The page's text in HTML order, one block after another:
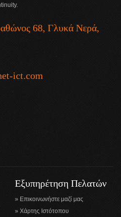
68, Γλυκά Νερά,
ict.com
Εξυπηρέτηση Πελατών
Επικοινωνήστε μαζί μας
Χάρτης Ιστότοπου